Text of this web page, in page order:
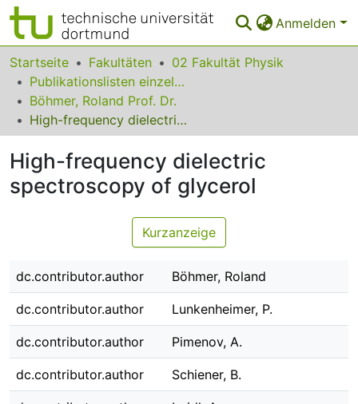
Anmelden
Bereiche & Sammlungen
Das gesamte Repositorium
Statistiken
FAQ
Leitlinien
Zurück zur Startseite
Startseite Fakultäten
02 Fakultät Physik
Publikationslisten einzelner Fakultätsangehöriger
Böhmer, Roland Prof. Dr.
High-frequency dielectric spectroscopy of glycerol
High-frequency dielectric
spectroscopy of glycerol
Kurzanzeige
dc.contributor.author Böhmer, Roland
dc.contributor.author Lunkenheimer, P.
dc.contributor.author Pimenov, A.
dc.contributor.author Schiener, B.